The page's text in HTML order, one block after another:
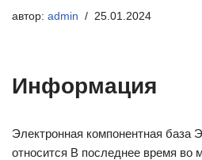
автор: admin 25.01.2024
Информация
Электронная компонентная база
относится В последнее время во